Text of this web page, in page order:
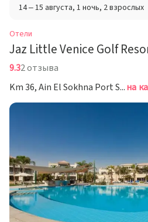
14 – 15 августа, 1 ночь, 2 взрослых
Отели
Jaz Little Venice Golf
9.32 отзыва
Km 36, Ain El Sokhna Port Suez Road, Айн-Сохнана